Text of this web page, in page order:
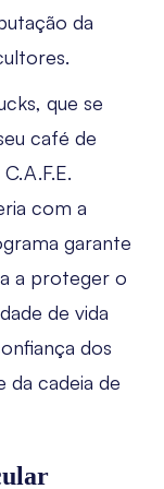
da
que se
café de
com a
garante
a proteger o
de vida
dos
da cadeia de